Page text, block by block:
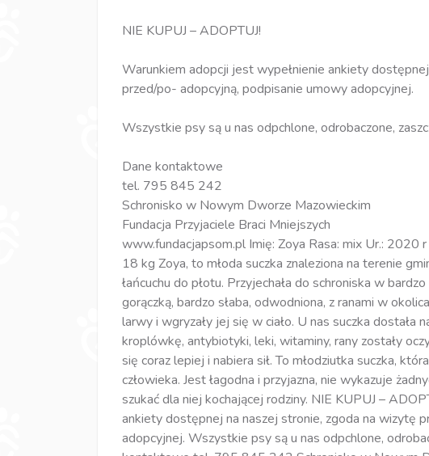
NIE KUPUJ – ADOPTUJ!
Warunkiem adopcji jest wypełnienie ankiety
przed/po- adopcyjną, podpisanie umowy adopcyjnej.
Wszystkie psy są u nas odpchlone, odrobaczone,
Dane kontaktowe
tel. 795 845 242
Schronisko w Nowym Dworze Mazowieckim
Fundacja Przyjaciele Braci Mniejszych
www.fundacjapsom.pl Imię: Zoya Rasa: mix Ur.: 2020
18 kg Zoya, to młoda suczka znaleziona na terenie
łańcuchu do płotu. Przyjechała do schroniska w
gorączką, bardzo słaba, odwodniona, z ranami w
larwy i wgryzały jej się w ciało. U nas suczka dostała
kroplówkę, antybiotyki, leki, witaminy, rany zostały
się coraz lepiej i nabiera sił. To młodziutka suczka,
człowieka. Jest łagodna i przyjazna, nie wykazuje
szukać dla niej kochającej rodziny. NIE KUPUJ –
ankiety dostępnej na naszej stronie, zgoda na wizytę
adopcyjnej. Wszystkie psy są u nas odpchlone,